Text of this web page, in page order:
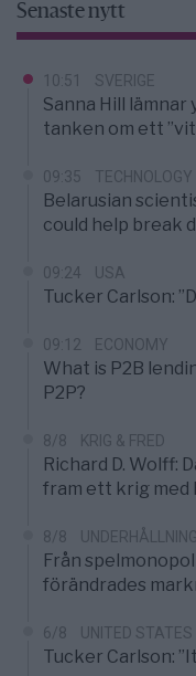
Senaste nytt
10:51 SVERIGE
Sanna Hill
tanken om ett
09:35 TECHNOLOGY
Belarusian
could help break
09:24 USA
Tucker Carlson:
09:12 ECONOMY
What is P2B
P2P?
8/8 KRIG & FRED
Richard D. Wolff:
fram ett krig med
8/8 UNDERHÅLLNING
Från
förändrades
6/8 UNITED STATES
Tucker Carlson: